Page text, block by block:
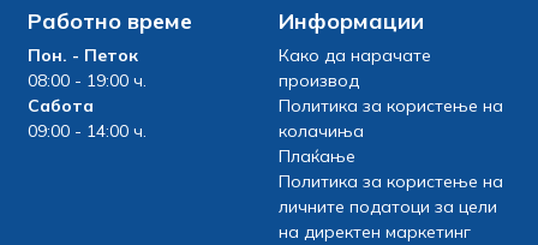
Работно време
Пон. - Петок
08:00 - 19:00 ч.
Сабота
09:00 - 14:00 ч.
Информации
Како да нарачате
производ
Политика за користење на
колачиња
Плаќање
Политика за користење на
личните податоци за цели
на директен маркетинг